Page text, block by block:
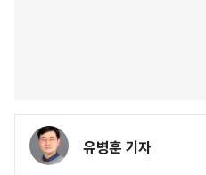
유병훈 기자